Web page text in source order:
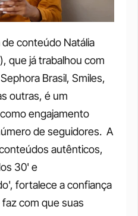
de conteúdo Natália
que já trabalhou com
Brasil, Smiles,
outras, é um
engajamento
de seguidores.  A
autênticos,
30' e
fortalece a confiança
com que suas